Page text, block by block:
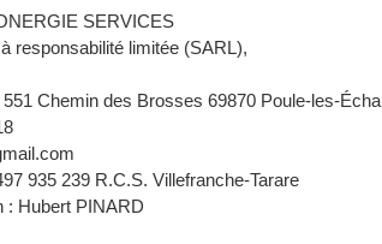
SERVICES
responsabilité limitée (SARL),
Chemin des Brosses 69870 Poule-les-
935 239 R.C.S. Villefranche-Tarare
: Hubert PINARD